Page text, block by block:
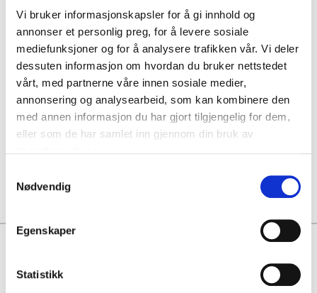
Vi bruker informasjonskapsler for å gi innhold og
annonser et personlig preg, for å levere sosiale
mediefunksjoner og for å analysere trafikken vår. Vi deler
dessuten informasjon om hvordan du bruker nettstedet
vårt, med partnerne våre innen sosiale medier,
annonsering og analysearbeid, som kan kombinere den
med annen informasjon du har gjort tilgjengelig for dem,
eller som de har samlet inn gjennom din bruk av
Nødvendig
Egenskaper
Statistikk
10 or 11 oktober
Ibrox Stadion, Glasgow
Betale 50 % i dag!
P.P. FRA
3096kr
P.P. FRA
8869kr
Garantert sitteplass med dine medreisende